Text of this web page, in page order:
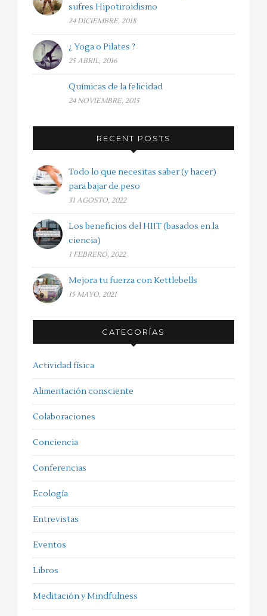
sufres Hipotiroidismo
24 DICIEMBRE, 2018
¿ Yoga o Pilates ?
25 ABRIL, 2016
Químicas de la felicidad
24 NOVIEMBRE, 2015
RECENT POSTS
Todo lo que necesitas saber (y hacer)
para bajar de peso
31 AGOSTO, 2022
Los beneficios del HIIT (basados en la
ciencia)
1 FEBRERO, 2022
Mejora tu fuerza con Kettlebells
15 MAYO, 2021
CATEGORÍAS
Actividad física
Alimentación consciente
Colaboraciones
Conciencia
Conferencias
Ecología
Entrevistas
Eventos
Libros
Meditación y Mindfulness